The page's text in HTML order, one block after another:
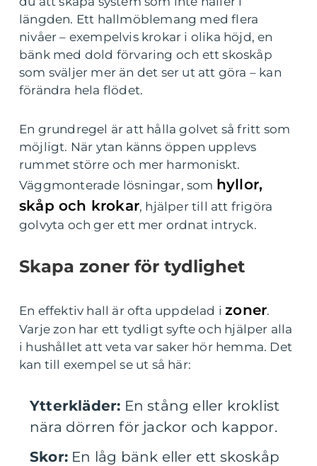
längden. Ett hallmöblemang med flera
nivåer – exempelvis krokar i olika höjd, en
bänk med dold förvaring och ett skoskåp
som sväljer mer än det ser ut att göra – kan
förändra hela flödet.
En grundregel är att hålla golvet så fritt som
möjligt. När ytan känns öppen upplevs
rummet större och mer harmoniskt.
Väggmonterade lösningar, som hyllor,
skåp och krokar, hjälper till att frigöra
golvyta och ger ett mer ordnat intryck.
Skapa zoner för tydlighet
En effektiv hall är ofta uppdelad izoner.
Varje zon har ett tydligt syfte och hjälper alla
i hushållet att veta var saker hör hemma. Det
kan till exempel se ut så här:
Ytterkläder: En stång eller kroklist
nära dörren för jackor och kappor.
Skor: En låg bänk eller ett skoskåp